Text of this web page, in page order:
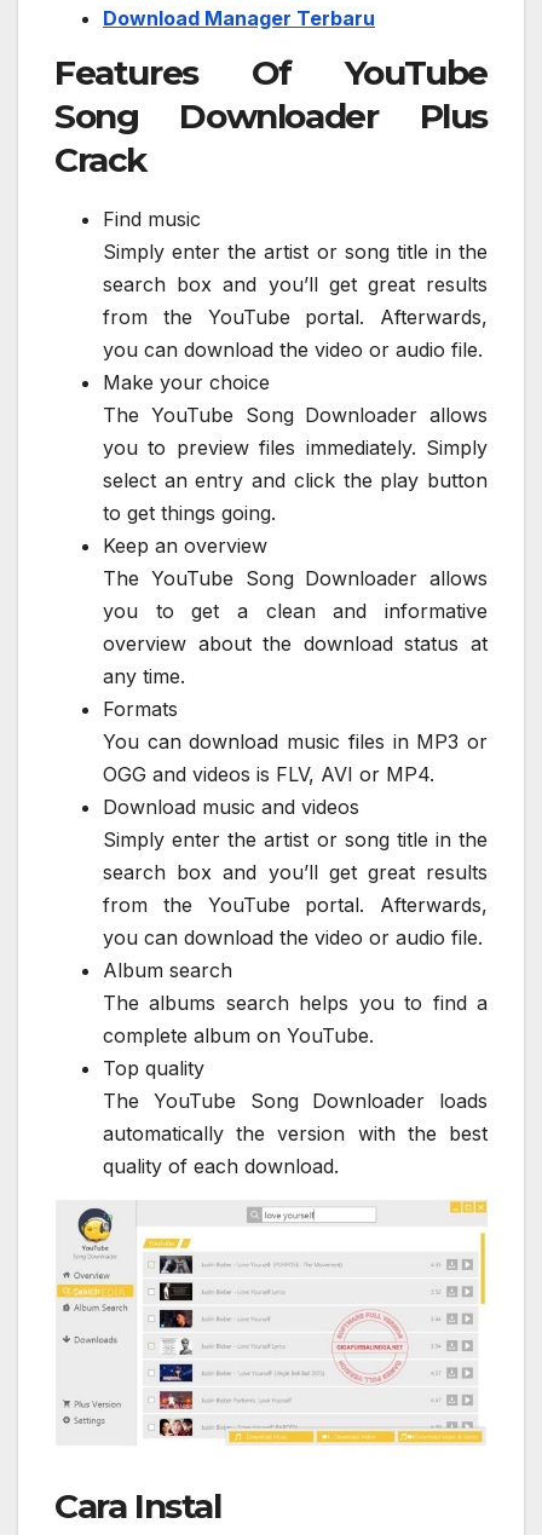
Download Manager Terbaru
Features Of YouTube
Song Downloader Plus
Crack
Find music
Simply enter the artist or song title in the
search box and you’ll get great results
from the YouTube portal. Afterwards,
you can download the video or audio file.
Make your choice
The YouTube Song Downloader allows
you to preview files immediately. Simply
select an entry and click the play button
to get things going.
Keep an overview
The YouTube Song Downloader allows
you to get a clean and informative
overview about the download status at
any time.
Formats
You can download music files in MP3 or
OGG and videos is FLV, AVI or MP4.
Download music and videos
Simply enter the artist or song title in the
search box and you’ll get great results
from the YouTube portal. Afterwards,
you can download the video or audio file.
Album search
The albums search helps you to find a
complete album on YouTube.
Top quality
The YouTube Song Downloader loads
automatically the version with the best
quality of each download.
Cara Instal